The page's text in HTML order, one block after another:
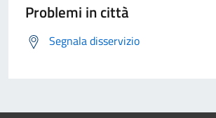
Problemi in città
Segnala disservizio